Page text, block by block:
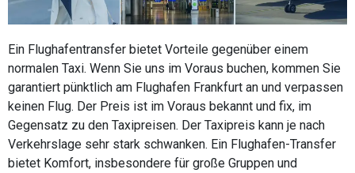
Ein Flughafentransfer bietet Vorteile gegenüber einem
normalen Taxi. Wenn Sie uns im Voraus buchen, kommen Sie
garantiert pünktlich am Flughafen Frankfurt an und verpassen
keinen Flug. Der Preis ist im Voraus bekannt und fix, im
Gegensatz zu den Taxipreisen. Der Taxipreis kann je nach
Verkehrslage sehr stark schwanken. Ein Flughafen-Transfer
bietet Komfort, insbesondere für große Gruppen und